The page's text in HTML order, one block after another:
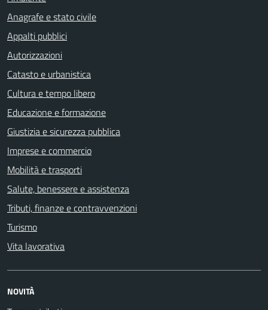
Anagrafe e stato civile
Appalti pubblici
Autorizzazioni
Catasto e urbanistica
Cultura e tempo libero
Educazione e formazione
Giustizia e sicurezza pubblica
Imprese e commercio
Mobilità e trasporti
Salute, benessere e assistenza
Tributi, finanze e contravvenzioni
Turismo
Vita lavorativa
NOVITÀ